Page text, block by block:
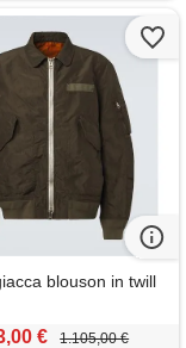
blouson in twill
€ 1.105,00 €